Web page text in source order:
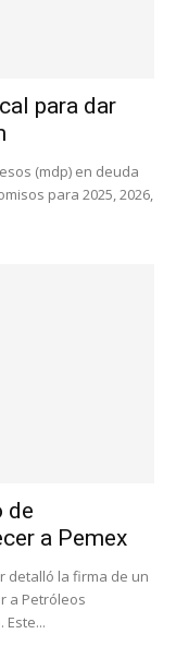
para dar
(mdp) en deuda
para 2025, 2026,
de
a Pemex
detalló la firma de un
a Petróleos